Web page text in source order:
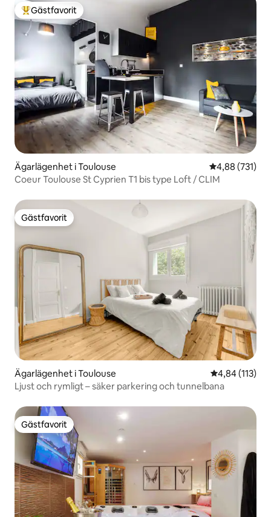
Populär gästfavorit
Gästfavorit
Ägarlägenhet i Toulouse 4,88 av 5 i
4,88 (731)
Coeur Toulouse St Cyprien T1 bis type Loft / CLIM
Gästfavorit
Gästfavorit
Ägarlägenhet i Toulouse 4,84 av 5 i
4,84 (113)
Ljust och rymligt – säker parkering och tunnelbana
Gästfavorit
Gästfavorit